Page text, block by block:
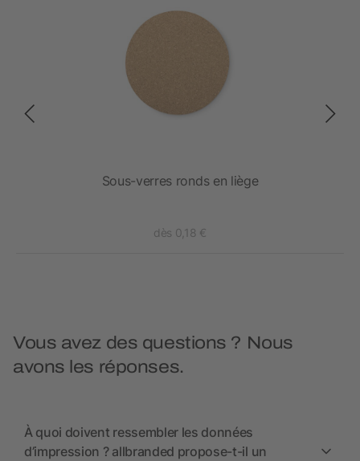
Sous-verres ronds en liège
dès 0,18 €
Vous avez des questions ? Nous
avons les réponses.
À quoi doivent ressembler les données
d’impression ? allbranded propose-t-il un